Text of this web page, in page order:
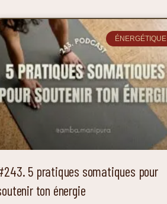
ÉNERGÉTIQUE
5 pratiques somatiques pour
ton énergie